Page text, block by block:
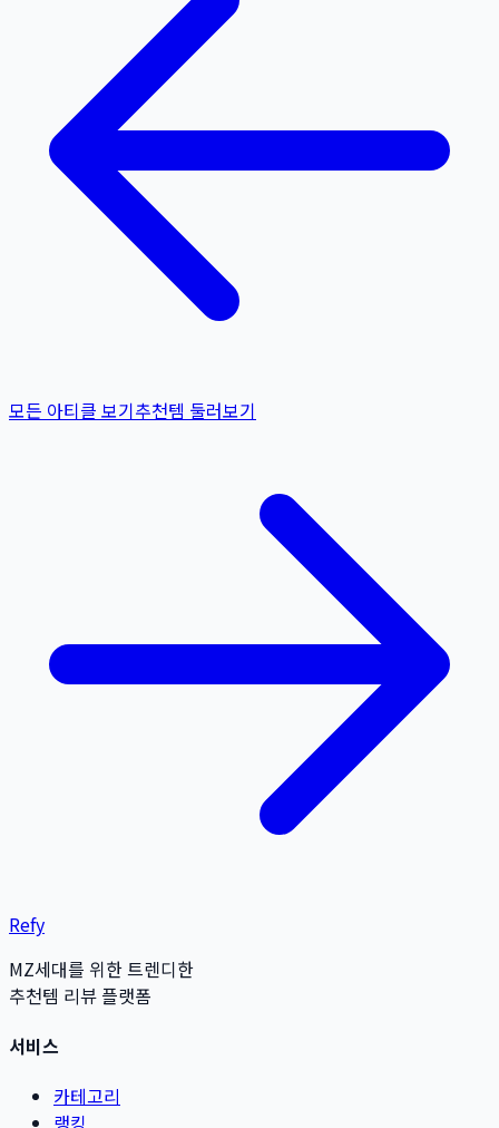
모든 아티클 보기추천템 둘러보기
Refy
MZ세대를 위한 트렌디한
추천템 리뷰 플랫폼
서비스
카테고리